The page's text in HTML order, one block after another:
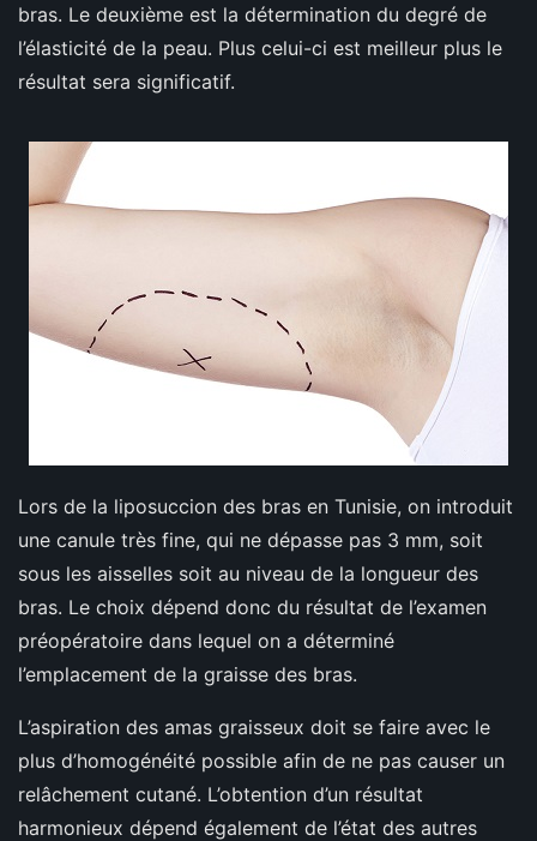
bras. Le deuxième est la détermination du degré de
l’élasticité de la peau. Plus celui-ci est meilleur plus le
résultat sera significatif.
Lors de la liposuccion des bras en Tunisie, on introduit
une canule très fine, qui ne dépasse pas 3 mm, soit
sous les aisselles soit au niveau de la longueur des
bras. Le choix dépend donc du résultat de l’examen
préopératoire dans lequel on a déterminé
l’emplacement de la graisse des bras.
L’aspiration des amas graisseux doit se faire avec le
plus d’homogénéité possible afin de ne pas causer un
relâchement cutané. L’obtention d’un résultat
harmonieux dépend également de l’état des autres